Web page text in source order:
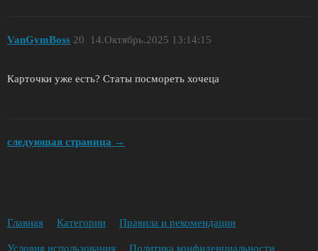
VanGymBoss 14.Октябрь.2025 13:14:15
20
Карточки уже есть? Статы посмореть хочеца
следующая страница →
Главная Категории Правила и рекомендации
Условия использования Политика конфиденциальности